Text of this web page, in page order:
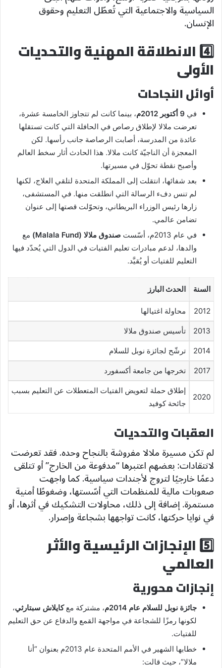
السياسية والاجتماعية التي تُعطّل التعليم وحقوق
الإنسان.
4️⃣ الانطلاقة المهنية والتحديات
الأولى
أوائل النجاحات
في 9 أكتوبر 2012م
، بينما كانت لم تتجاوز الخامسة عشرة،
تعرضت ملالا لإطلاق رصاص في الحافلة التي كانت تستقلها
عائدة من المدرسة، أصابت الرصاصة جانب رأسها. لكن
المعجزة أن الناجيّة كانت ملالا. هذا الحادث أثار سخط العالم
وأصبح نقطة تحوّل في مسيرتها.
بعد شفائها، انتقلت إلى المملكة المتحدة لتلقي العلاج، لكنها
لم تنس دفء الرسالة التي انطلقت منها. في المستشفى،
زارها رئيس الوزراء البريطاني، وتحوّلت قصتها إلى عنوان
تضامن عالمي.
في عام 2013م، أسّست
صندوق ملالا (Malala Fund)
مع
والدها، لدعم مبادرات تعليم الفتيات في الدول التي يُحدّد فيها
التعليم للفتيات أو يُقيَّد.
السنة الحدث البارز
2012 محاولة اغتيالها
2013 تأسيس صندوق ملالا
2014 ترشّح لجائزة نوبل للسلام
2017 تخرجها من جامعة أكسفورد
2020
إطلاق حملة لتعويض الفتيات المتعطلات عن التعليم بسبب
جائحة كوفيد
العقبات والتحديات
لم تكن مسيرة ملالا مفروشة بالنجاح وحده. فقد تعرضت
لانتقادات: بعضهم اعتبرها “مدفوعة من الخارج” أو تتلقى
دعمًا خارجيًا لتروج لأجندات سياسية. كما واجهت
صعوبات مالية للمنظمات التي أسّستها، وضغوطًا أمنية
مستمرة. إضافة إلى ذلك، محاولات التشكيك في أثرها، أو
في نوايا حركتها، كانت تواجهها بشجاعة وإصرار.
5️⃣ الإنجازات الرئيسية والأثر
العالمي
إنجازات محورية
جائزة نوبل للسلام عام 2014م ، مشتركة معكايلاش سبتارثي،
لكونها رمزًا للشجاعة في مواجهة القمع والدفاع عن حق التعليم
للفتيات.
خطابها الشهير في الأمم المتحدة عام 2013م بعنوان “أنا
ملالا”، حيث قالت: